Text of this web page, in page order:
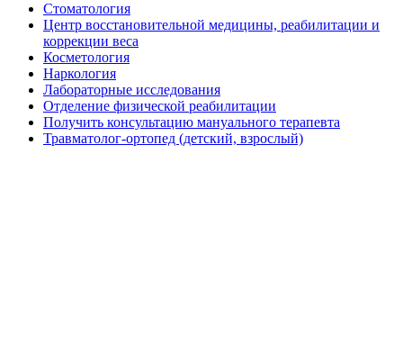
Стоматология
Центр восстановительной медицины, реабилитации и
коррекции веса
Косметология
Наркология
Лабораторные исследования
Отделение физической реабилитации
Получить консультацию мануального терапевта
Травматолог-ортопед (детский, взрослый)